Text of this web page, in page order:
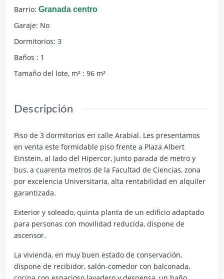
Barrio: Granada centro
Garaje: No
Dormitorios: 3
Baños : 1
Tamaño del lote, m² : 96 m²
Descripción
Piso de 3 dormitorios en calle Arabial. Les presentamos
en venta este formidable piso frente a Plaza Albert
Einstein, al lado del Hipercor, junto parada de metro y
bus, a cuarenta metros de la Facultad de Ciencias, zona
por excelencia Universitaria, alta rentabilidad en alquiler
garantizada.
Exterior y soleado, quinta planta de un edificio adaptado
para personas con movilidad reducida, dispone de
ascensor.
La vivienda, en muy buen estado de conservación,
dispone de recibidor, salón-comedor con balconada,